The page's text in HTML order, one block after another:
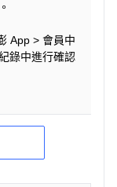
App > 會員中
錄中進行確認